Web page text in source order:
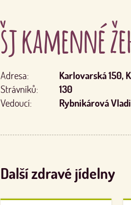
šj kamenné
Adresa:
Karlovarská 150,
Strávníků:
130
Vedoucí:
Rybnikárová
Další zdravé jídelny